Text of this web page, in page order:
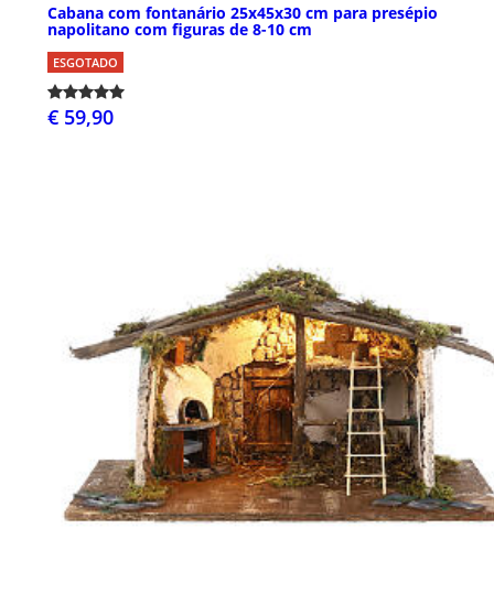
Cabana com fontanário 25x45x30 cm para presépio
napolitano com figuras de 8-10 cm
ESGOTADO
€ 59,90